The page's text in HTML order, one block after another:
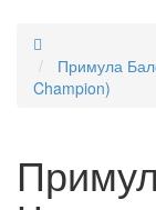
Примула
Champion)